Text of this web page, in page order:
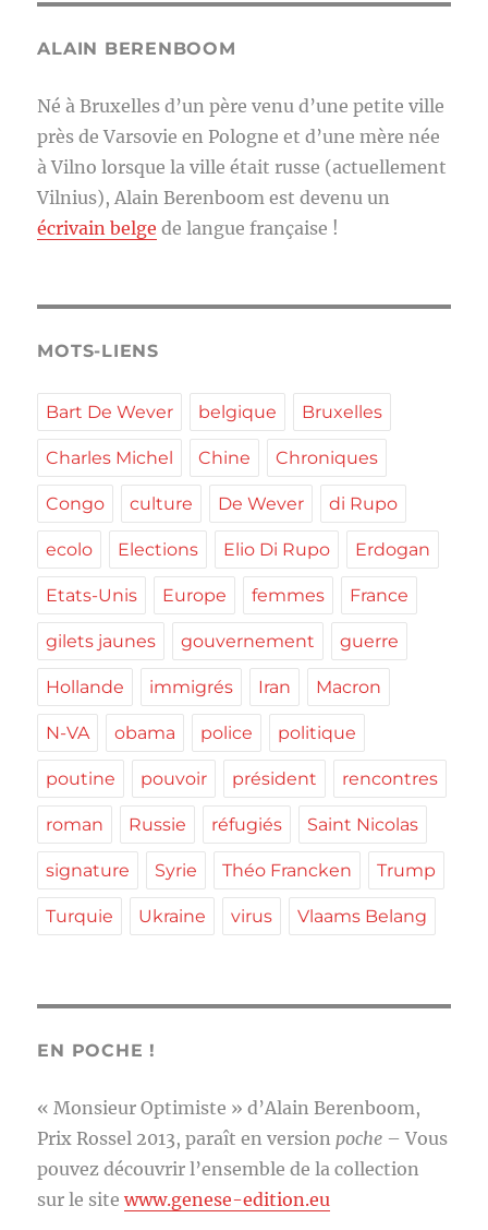
ALAIN BERENBOOM
Né à Bruxelles d’un père venu d’une petite ville
près de Varsovie en Pologne et d’une mère née
à Vilno lorsque la ville était russe (actuellement
Vilnius), Alain Berenboom est devenu un
écrivain belge de langue française !
MOTS-LIENS
Bart De Wever belgique Bruxelles
Charles Michel Chine Chroniques
Congo culture De Wever di Rupo
ecolo Elections Elio Di Rupo Erdogan
Etats-Unis Europe femmes France
gilets jaunes gouvernement guerre
Hollande immigrés Iran Macron
N-VA obama police politique
poutine pouvoir président rencontres
roman Russie réfugiés Saint Nicolas
signature Syrie Théo Francken Trump
Turquie Ukraine virus Vlaams Belang
EN POCHE !
« Monsieur Optimiste » d’Alain Berenboom,
Prix Rossel 2013, paraît en version poche – Vous
pouvez découvrir l’ensemble de la collection
sur le sitewww.genese-edition.eu